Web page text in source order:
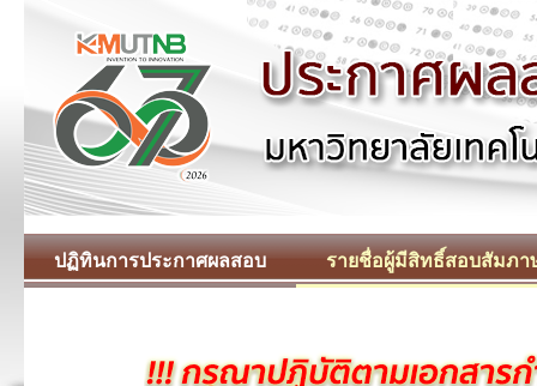
ปฏิทินการประกาศผลสอบ รายชื่อผู้มีสิทธิ์สอบสัมภ